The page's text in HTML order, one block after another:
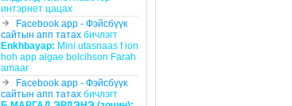
интэрнет цацах
Facebook app - Фэйсбүүк
сайтын апп татах бичлэгт
Enkhbayap: Mini utasnaas f ion
hoh app algae bolcihson Farah
amaar
Facebook app - Фэйсбүүк
сайтын апп татах бичлэгт